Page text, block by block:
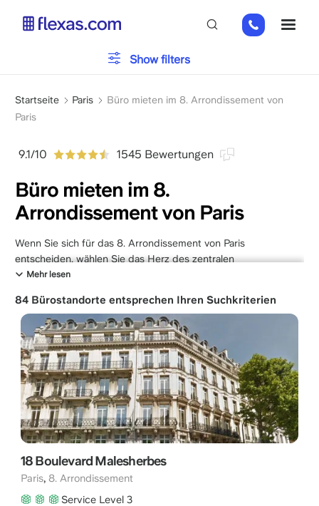
01
82
Pfadnavigation
Startseite Paris
Büro mieten im 8. Arrondissement von
Paris
9.1/10 1545 Bewertungen
Büro mieten im 8.
Arrondissement von Paris
Wenn Sie sich für das 8. Arrondissement von Paris
entscheiden, wählen Sie das Herz des zentralen
Geschäftsviertels und sichern sich eine Adresse von höchstem
Handelskammer, zum Élysée-Palast und zum Innenministerium
haben Sie direkten Zugang zu Baufirmen und
Dienstleistungsunternehmen. In einem der am dichtesten
besiedelten Arrondissements, das bekannt ist für
Anwaltskanzleien, Banken und renommierte Luxushotels wie
das Crillon und das Fouquet's Barrière, finden Sie Büroflächen,
die perfekt auf Ihren Arbeitsstil zugeschnitten sind.
Mehr lesen
Parken
Bitte wählen Sie Ihre Teamgrößex
Show filters
84 Bürostandorte entsprechen Ihren Suchkriterien
18 Boulevard Malesherbes
Paris, 8. Arrondissement
Service Level 3